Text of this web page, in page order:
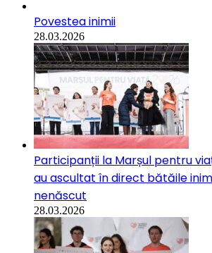
Povestea inimii
28.03.2026
Participanții la Marșul pentru
au ascultat în direct bătăile
nenăscut
28.03.2026